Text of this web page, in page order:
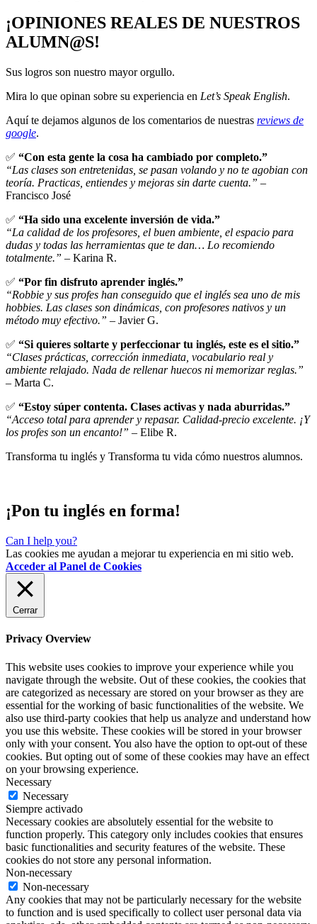
¡OPINIONES REALES DE NUESTROS
ALUMN@S!
Sus logros son nuestro mayor orgullo.
Mira lo que opinan sobre su experiencia en Let’s Speak English.
Aquí te dejamos algunos de los comentarios de nuestras reviews de
google.
✅ “Con esta gente la cosa ha cambiado por completo.”
“Las clases son entretenidas, se pasan volando y no te agobian con
teoría. Practicas, entiendes y mejoras sin darte cuenta.” –
Francisco José
✅ “Ha sido una excelente inversión de vida.”
“La calidad de los profesores, el buen ambiente, el espacio para
dudas y todas las herramientas que te dan… Lo recomiendo
totalmente.” – Karina R.
✅ “Por fin disfruto aprender inglés.”
“Robbie y sus profes han conseguido que el inglés sea uno de mis
hobbies. Las clases son dinámicas, con profesores nativos y un
método muy efectivo.” – Javier G.
✅ “Si quieres soltarte y perfeccionar tu inglés, este es el sitio.”
“Clases prácticas, corrección inmediata, vocabulario real y
ambiente relajado. Nada de rellenar huecos ni memorizar reglas.”
– Marta C.
✅ “Estoy súper contenta. Clases activas y nada aburridas.”
“Acceso total para aprender y repasar. Calidad-precio excelente. ¡Y
los profes son un encanto!” – Elibe R.
Transforma tu inglés y Transforma tu vida cómo nuestros alumnos.
¡Pon tu inglés en forma!
Can I help you?
Las cookies me ayudan a mejorar tu experiencia en mi sitio web.
Acceder al Panel de Cookies
Cerrar
Privacy Overview
This website uses cookies to improve your experience while you
navigate through the website. Out of these cookies, the cookies that
are categorized as necessary are stored on your browser as they are
essential for the working of basic functionalities of the website. We
also use third-party cookies that help us analyze and understand how
you use this website. These cookies will be stored in your browser
only with your consent. You also have the option to opt-out of these
cookies. But opting out of some of these cookies may have an effect
on your browsing experience.
Necessary
Necessary
Siempre activado
Necessary cookies are absolutely essential for the website to
function properly. This category only includes cookies that ensures
basic functionalities and security features of the website. These
cookies do not store any personal information.
Non-necessary
Non-necessary
Any cookies that may not be particularly necessary for the website
to function and is used specifically to collect user personal data via